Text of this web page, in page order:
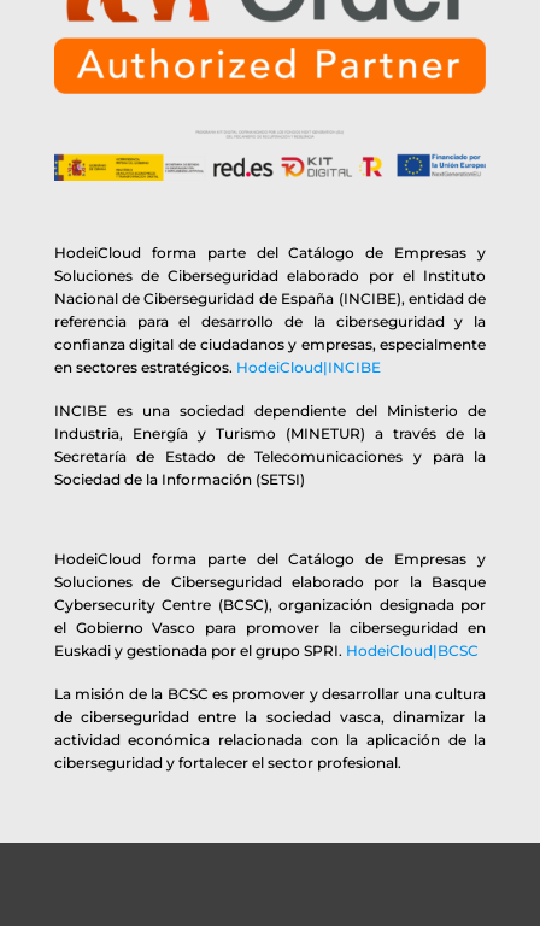
HodeiCloud forma parte del Catálogo de Empresas y
Soluciones de Ciberseguridad elaborado por el Instituto
Nacional de Ciberseguridad de España (INCIBE), entidad de
referencia para el desarrollo de la ciberseguridad y la
confianza digital de ciudadanos y empresas, especialmente
en sectores estratégicos. HodeiCloud|INCIBE
INCIBE es una sociedad dependiente del Ministerio de
Industria, Energía y Turismo (MINETUR) a través de la
Secretaría de Estado de Telecomunicaciones y para la
Sociedad de la Información (SETSI)
HodeiCloud forma parte del Catálogo de Empresas y
Soluciones de Ciberseguridad elaborado por la Basque
Cybersecurity Centre (BCSC), organización designada por
el Gobierno Vasco para promover la ciberseguridad en
Euskadi y gestionada por el grupo SPRI. HodeiCloud|BCSC
La misión de la BCSC es promover y desarrollar una cultura
de ciberseguridad entre la sociedad vasca, dinamizar la
actividad económica relacionada con la aplicación de la
ciberseguridad y fortalecer el sector profesional.